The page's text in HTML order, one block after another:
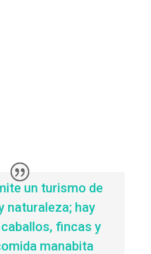
un turismo de
naturaleza; hay
fincas y
manabita